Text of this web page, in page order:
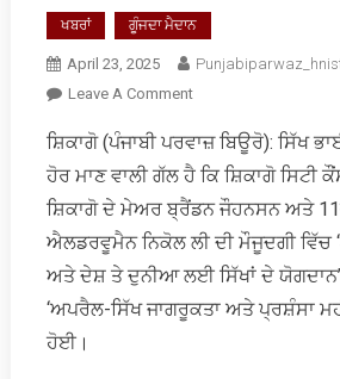
ਖਬਰਾਂ ਗੂੰਜਦਾ ਮੈਦਾਨ
April 23, 2025
Leave A CommentOn
ਸਿਟੀ
ਕੌਂਸਲ
ਵਿੱਚ
‘ਅਪਰੈਲ-
ਜਾਗਰੂਕਤਾ
ਅਤੇ
ਸ਼ਿਕਾਗੋ (ਪੰਜਾਬੀ ਪਰਵਾਜ਼ ਬਿਊਰੋ): ਸਿੱਖ
ਹੋਰ ਮਾਣ ਵਾਲੀ ਗੱਲ ਹੈ ਕਿ ਸ਼ਿਕਾਗੋ ਸਿਟੀ
ਸ਼ਿਕਾਗੋ ਦੇ ਮੇਅਰ ਬ੍ਰੈਂਡਨ ਜੌਹਨਸਨ ਅਤੇ
ਐਲਡਰਵੂਮੈਨ ਨਿਕੋਲ ਲੀ ਦੀ ਮੌਜੂਦਗੀ ਵਿੱਚ
ਅਤੇ ਦੇਸ਼ ਤੇ ਦੁਨੀਆ ਲਈ ਸਿੱਖਾਂ ਦੇ
‘ਅਪਰੈਲ-ਸਿੱਖ ਜਾਗਰੂਕਤਾ ਅਤੇ ਪ੍ਰਸ਼ੰਸਾ
ਹੋਈ।